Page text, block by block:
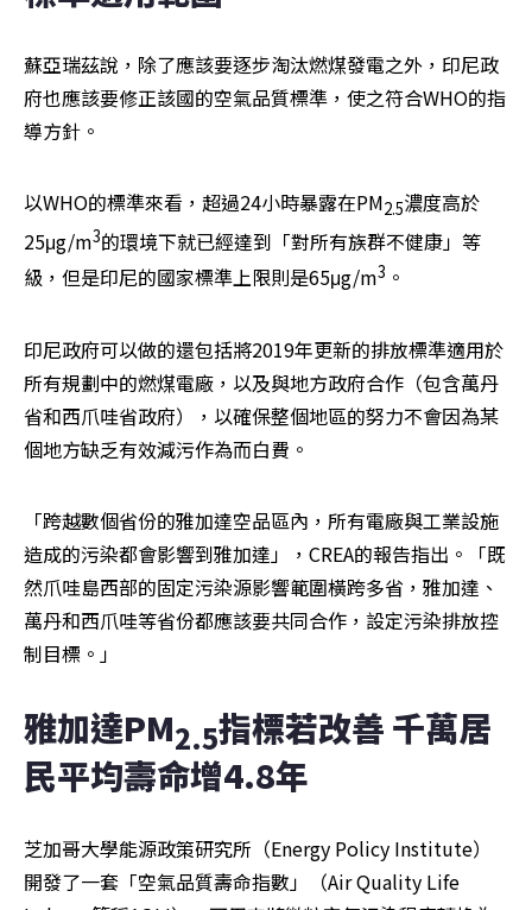
蘇亞瑞茲說，除了應該要逐步淘汰燃煤發電之外，印尼政
府也應該要修正該國的空氣品質標準，使之符合WHO的指
導方針。
以WHO的標準來看，超過24小時暴露在PM2.5濃度高於
25μg/m3的環境下就已經達到「對所有族群不健康」等
級，但是印尼的國家標準上限則是65μg/m3 。
印尼政府可以做的還包括將2019年更新的排放標準適用於
所有規劃中的燃煤電廠，以及與地方政府合作（包含萬丹
省和西爪哇省政府），以確保整個地區的努力不會因為某
個地方缺乏有效減污作為而白費。
「跨越數個省份的雅加達空品區內，所有電廠與工業設施
造成的污染都會影響到雅加達」，CREA的報告指出。「既
然爪哇島西部的固定污染源影響範圍橫跨多省，雅加達、
萬丹和西爪哇等省份都應該要共同合作，設定污染排放控
制目標。」
雅加達PM2.5指標若改善 千萬居
民平均壽命增4.8年
芝加哥大學能源政策研究所（Energy Policy Institute）
開發了一套「空氣品質壽命指數」（Air Quality Life